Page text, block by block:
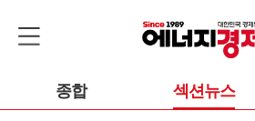
종합 섹션뉴스